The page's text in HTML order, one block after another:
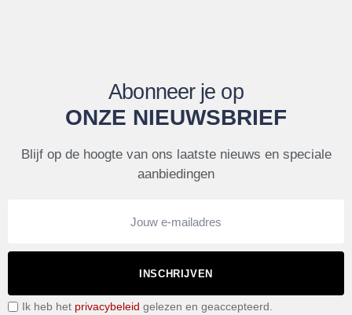
Abonneer je op
ONZE NIEUWSBRIEF
Blijf op de hoogte van ons laatste nieuws en speciale
aanbiedingen
INSCHRIJVEN
Ik heb het privacybeleid gelezen en geaccepteerd.